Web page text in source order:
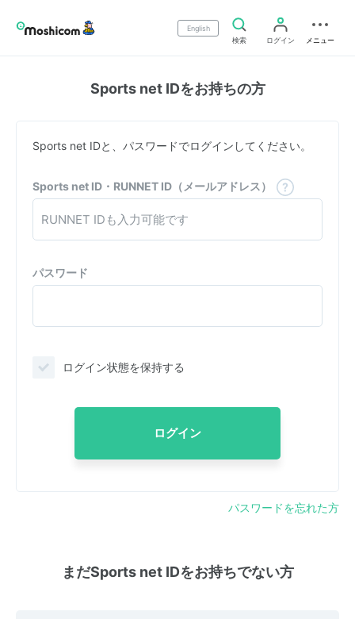
English
検索
ログイン メニュー
Sports net IDをお持ちの方
Sports net IDと、パスワードでログインしてください。
Sports net ID・RUNNET ID（メールアドレス）
パスワード
ログイン状態を保持する
ログイン
パスワードを忘れた方
まだSports net IDをお持ちでない方